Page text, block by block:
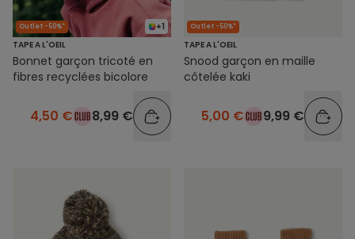
+1
Outlet -50%*
TAPE A L'OEIL
Bonnet garçon tricoté en
fibres recyclées bicolore
4,50 € 8,99 €
Outlet -50%*
TAPE A L'OEIL
Snood garçon en maille
côtelée kaki
5,00 € 9,99 €